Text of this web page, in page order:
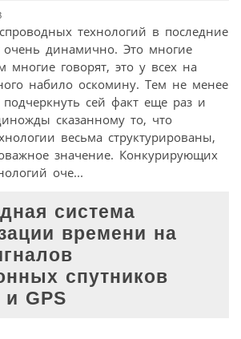
технологий в последние
очень динамично. Это многие
многие говорят, это у всех на
набило оскомину. Тем не менее
сей факт еще раз и
сказанному то, что
весьма структурированы,
значение. Конкурирующих
оче...
система
времени на
спутников
GPS